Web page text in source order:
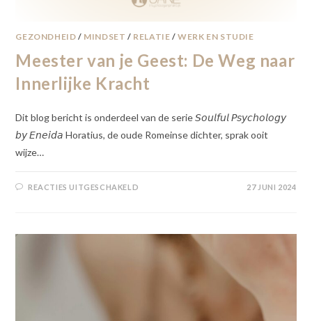
GEZONDHEID / MINDSET / RELATIE /WERK EN STUDIE
Meester van je Geest: De Weg naar
Innerlijke Kracht
Dit blog bericht is onderdeel van de serie 𝘚𝘰𝘶𝘭𝘧𝘶𝘭 𝘗𝘴𝘺𝘤𝘩𝘰𝘭𝘰𝘨𝘺
𝘣𝘺 𝘌𝘯𝘦𝘪𝘥𝘢 Horatius, de oude Romeinse dichter, sprak ooit
wijze…
REACTIES UITGESCHAKELD 27 JUNI 2024